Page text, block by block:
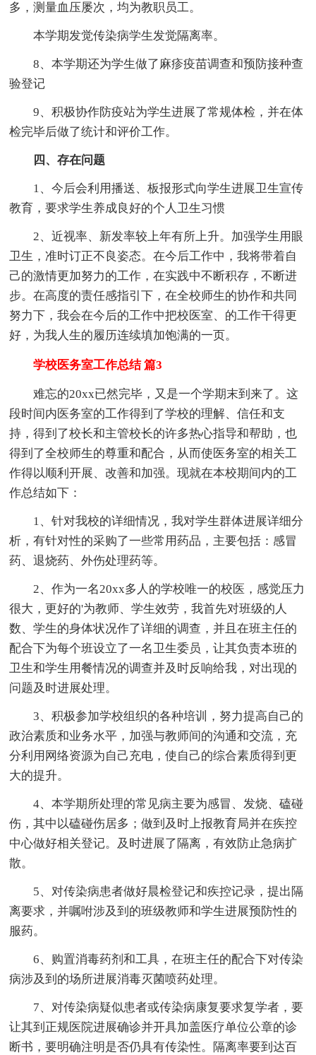
多，测量血压屡次，均为教职员工。
本学期发觉传染病学生发觉隔离率。
8、本学期还为学生做了麻疹疫苗调查和预防接种查
验登记
9、积极协作防疫站为学生进展了常规体检，并在体
检完毕后做了统计和评价工作。
四、存在问题
1、今后会利用播送、板报形式向学生进展卫生宣传
教育，要求学生养成良好的个人卫生习惯
2、近视率、新发率较上年有所上升。加强学生用眼
卫生，准时订正不良姿态。在今后工作中，我将带着自
己的激情更加努力的工作，在实践中不断积存，不断进
步。在高度的责任感指引下，在全校师生的协作和共同
努力下，我会在今后的工作中把校医室、的工作干得更
好，为我人生的履历连续填加饱满的一页。
学校医务室工作总结 篇3
难忘的20xx已然完毕，又是一个学期末到来了。这
段时间内医务室的工作得到了学校的理解、信任和支
持，得到了校长和主管校长的许多热心指导和帮助，也
得到了全校师生的尊重和配合，从而使医务室的相关工
作得以顺利开展、改善和加强。现就在本校期间内的工
作总结如下：
1、针对我校的详细情况，我对学生群体进展详细分
析，有针对性的采购了一些常用药品，主要包括：感冒
药、退烧药、外伤处理药等。
2、作为一名20xx多人的学校唯一的校医，感觉压力
很大，更好的'为教师、学生效劳，我首先对班级的人
数、学生的身体状况作了详细的调查，并且在班主任的
配合下为每个班设立了一名卫生委员，让其负责本班的
卫生和学生用餐情况的调查并及时反响给我，对出现的
问题及时进展处理。
3、积极参加学校组织的各种培训，努力提高自己的
政治素质和业务水平，加强与教师间的沟通和交流，充
分利用网络资源为自己充电，使自己的综合素质得到更
大的提升。
4、本学期所处理的常见病主要为感冒、发烧、磕碰
伤，其中以磕碰伤居多；做到及时上报教育局并在疾控
中心做好相关登记。及时进展了隔离，有效防止急病扩
散。
5、对传染病患者做好晨检登记和疾控记录，提出隔
离要求，并嘱咐涉及到的班级教师和学生进展预防性的
服药。
6、购置消毒药剂和工具，在班主任的配合下对传染
病涉及到的场所进展消毒灭菌喷药处理。
7、对传染病疑似患者或传染病康复要求复学者，要
让其到正规医院进展确诊并开具加盖医疗单位公章的诊
断书，要明确注明是否仍具有传染性。隔离率要到达百